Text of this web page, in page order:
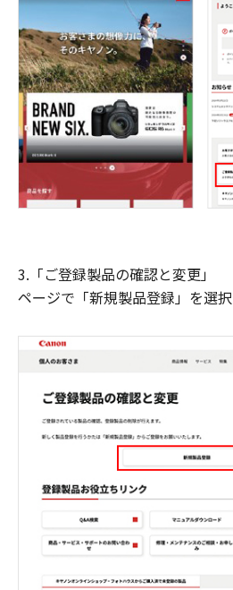
3.「ご登録製品の確認と変更」
ページで「新規製品登録」を選択